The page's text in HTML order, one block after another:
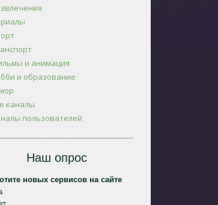
и анимация
и образование
каналы
пользователей
Наш опрос
новых сервисов на сайте